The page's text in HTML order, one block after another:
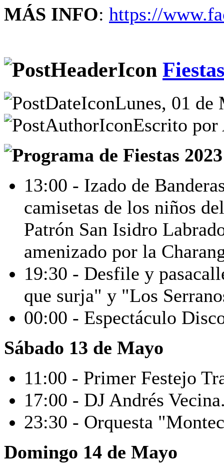
MÁS INFO: https://
Lunes, 01 de
Escrito
13:00 - Izado de
camisetas de los niños
Patrón San Isidro
amenizado por la
19:30 - Desfile y
que surja" y "Los
00:00 - Espectáculo
Sábado 13 de Mayo
11:00 - Primer Festejo
17:00 - DJ Andrés
23:30 - Orquesta
Domingo 14 de Mayo